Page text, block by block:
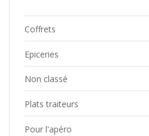
Coffrets
Epiceries
Non classé
Plats traiteurs
Pour l'apéro